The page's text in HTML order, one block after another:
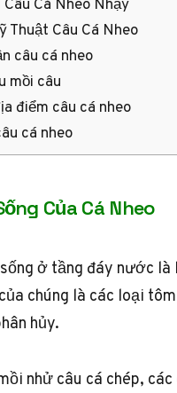
Thuật Câu Cá Nheo
câu cá nheo
mồi câu
điểm câu cá nheo
cá nheo
Của Cá Nheo
ở tầng đáy nước
chúng là các loại
hủy.
nhử câu cá chép,